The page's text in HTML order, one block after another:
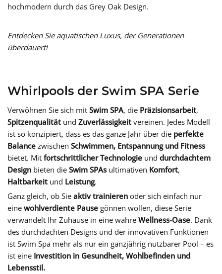
hochmodern durch das Grey Oak Design.
Entdecken Sie aquatischen Luxus, der Generationen
überdauert!
Whirlpools der Swim SPA Serie
Verwöhnen Sie sich mit Swim SPA, die Präzisionsarbeit,
Spitzenqualität und Zuverlässigkeit vereinen. Jedes Modell
ist so konzipiert, dass es das ganze Jahr über die perfekte
Balance zwischen Schwimmen, Entspannung und Fitness
bietet. Mit fortschrittlicher Technologie und durchdachtem
Design bieten die Swim SPAsultimativen Komfort,
Haltbarkeit und Leistung.
Ganz gleich, ob Sie aktiv trainieren oder sich einfach nur
eine wohlverdiente Pause gönnen wollen, diese Serie
verwandelt Ihr Zuhause in eine wahre Wellness-Oase. Dank
des durchdachten Designs und der innovativen Funktionen
ist Swim Spa mehr als nur ein ganzjährig nutzbarer Pool – es
ist eine Investition in Gesundheit, Wohlbefinden und
Lebensstil.